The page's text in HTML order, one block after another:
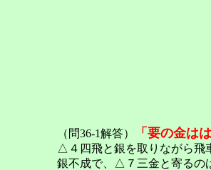
（問36-1解答） 「要の金は
△４四飛と銀を取りながら飛
銀不成で、△７三金と寄るの